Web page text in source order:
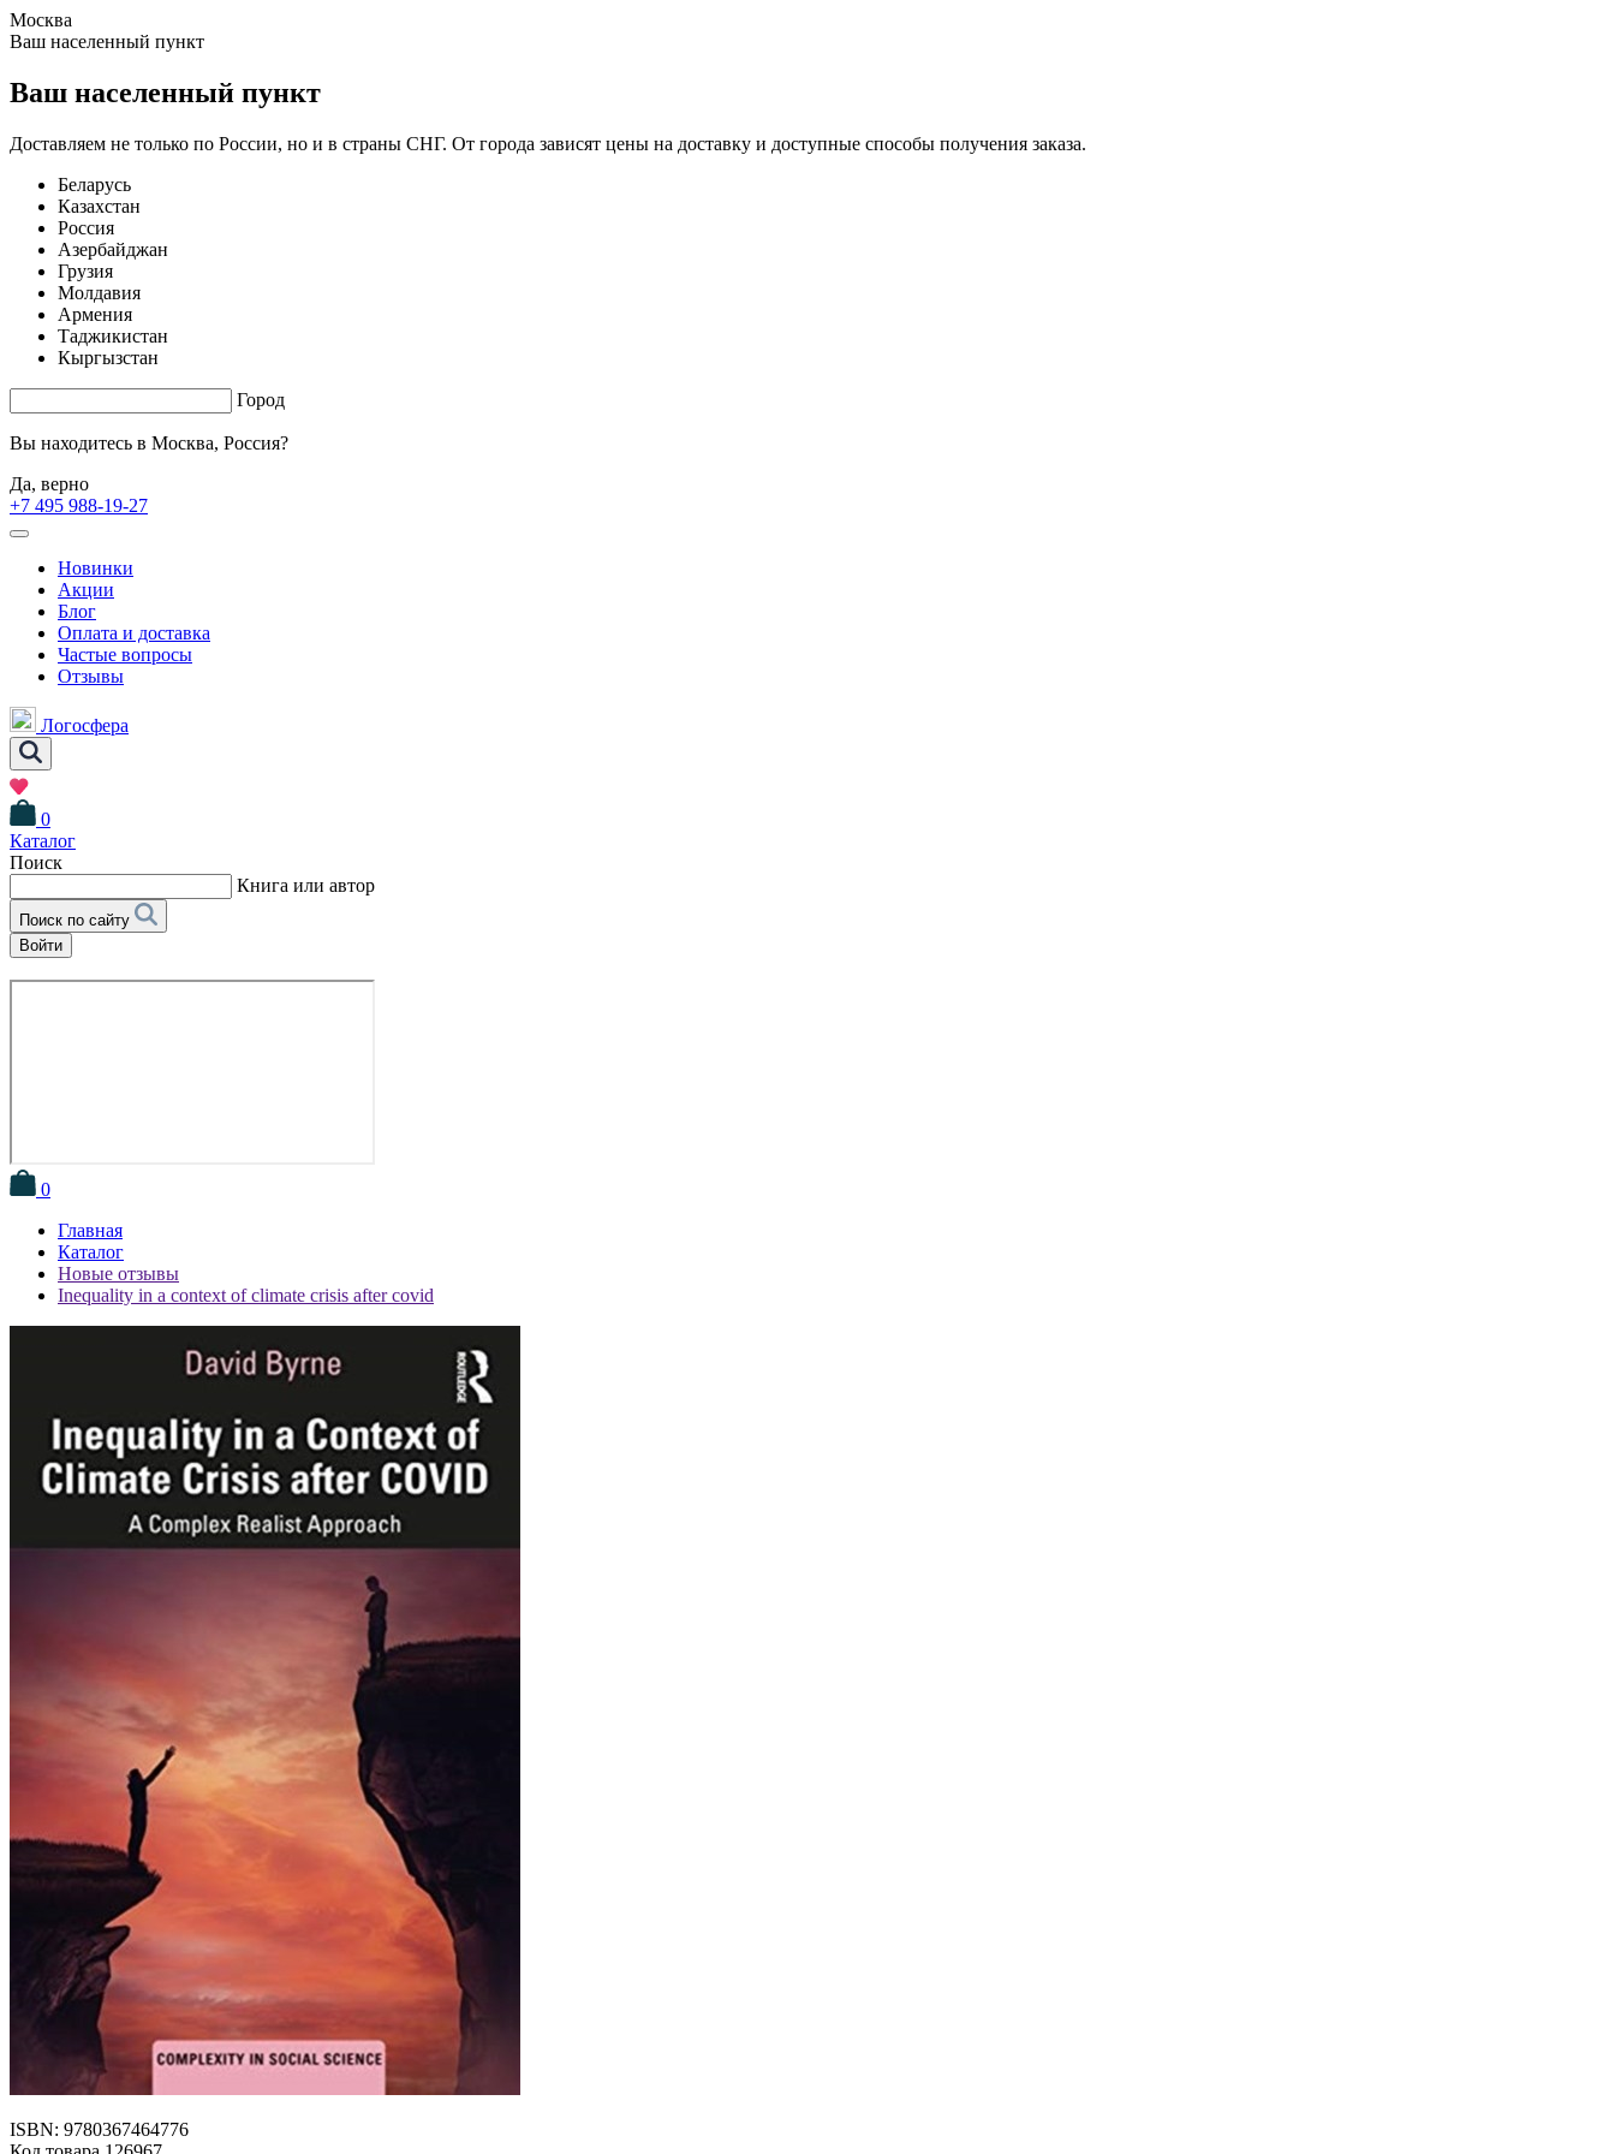
Москва
Ваш населенный пункт
Ваш населенный пункт
Доставляем не только по России, но и в страны СНГ. От города зависят цены на доставку и доступные способы получения заказа.
Беларусь
Казахстан
Россия
Азербайджан
Грузия
Молдавия
Армения
Таджикистан
Кыргызстан
Город
Вы находитесь в Москва, Россия?
Да, верно
+7 495 988-19-27
Новинки
Акции
Блог
Оплата и доставка
Частые вопросы
Отзывы
Логосфера
0
Каталог
Поиск
Книга или автор
Поиск по сайту
Войти
0
Главная
Каталог
Новые отзывы
Inequality in a context of climate crisis after covid
ISBN: 9780367464776